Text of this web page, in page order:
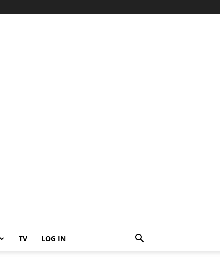
TV LOG IN